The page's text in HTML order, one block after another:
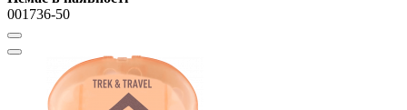
001736-50